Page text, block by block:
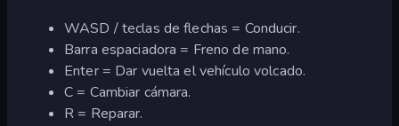
WASD / teclas de flechas = Conducir.
Barra espaciadora = Freno de mano.
Enter = Dar vuelta el vehículo volcado.
C = Cambiar cámara.
R = Reparar.